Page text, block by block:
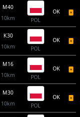
M40
10km
POL
OK
K30
10km
POL
OK
M16
10km
POL
OK
M30
10km
POL
OK